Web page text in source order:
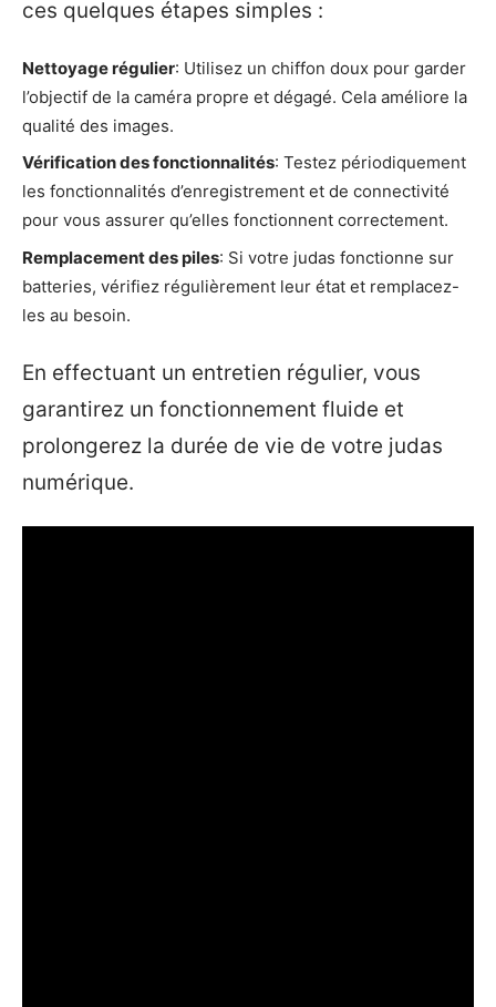
ces quelques étapes simples :
Nettoyage régulier: Utilisez un chiffon doux pour garder
l’objectif de la caméra propre et dégagé. Cela améliore la
qualité des images.
Vérification des fonctionnalités: Testez périodiquement
les fonctionnalités d’enregistrement et de connectivité
pour vous assurer qu’elles fonctionnent correctement.
Remplacement des piles: Si votre judas fonctionne sur
batteries, vérifiez régulièrement leur état et remplacez-
les au besoin.
En effectuant un entretien régulier, vous
garantirez un fonctionnement fluide et
prolongerez la durée de vie de votre judas
numérique.